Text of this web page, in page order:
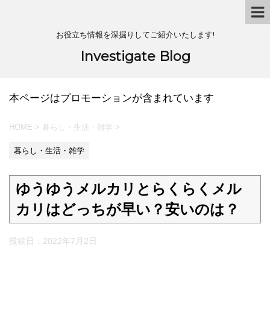
お役立ち情報を深掘りしてご紹介いたします!
Investigate Blog
本ページはプロモーションが含まれています
HOME > 暮らし・生活・雑学 >
暮らし・生活・雑学
ゆうゆうメルカリとらくらくメル
カリはどっちが早い？安いのは？
投稿日： 2022年7月2日